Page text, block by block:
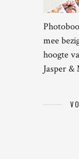
mee
hoogte
Jasper